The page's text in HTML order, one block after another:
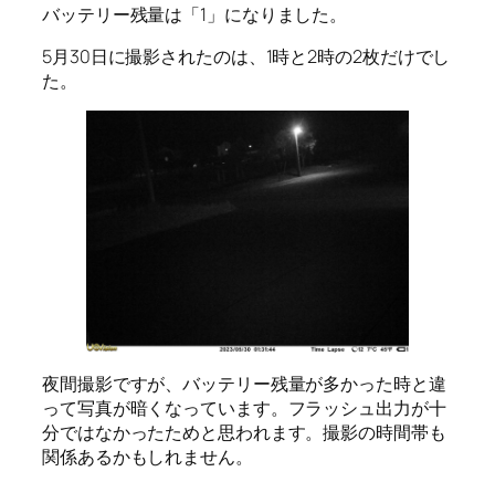
バッテリー残量は「1」になりました。
5月30日に撮影されたのは、1時と2時の2枚だけでし
た。
夜間撮影ですが、バッテリー残量が多かった時と違
って写真が暗くなっています。フラッシュ出力が十
分ではなかったためと思われます。撮影の時間帯も
関係あるかもしれません。